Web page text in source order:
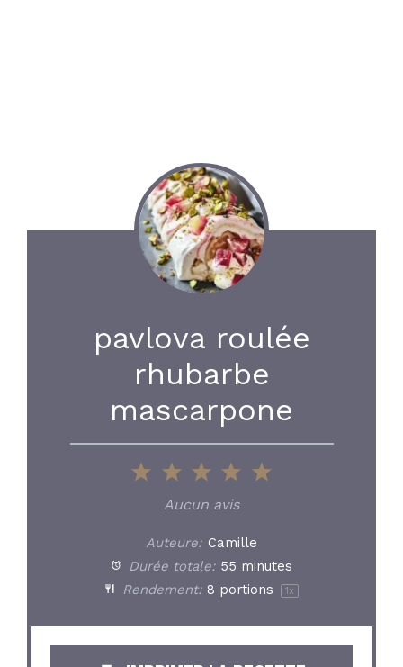
pavlova roulée
rhubarbe
mascarpone
5
4
3
Stars
2
Stars
1
Star
Aucun avis
Auteure: Camille
Durée totale: 55 minutes
Rendement: 8 portions 1 x